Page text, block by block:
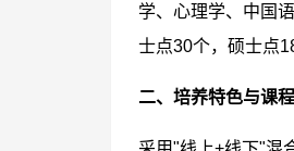
学、心理学、中国
士点30个，硕士点
二、培养特色与课